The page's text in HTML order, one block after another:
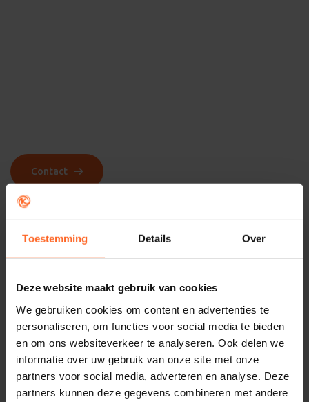
Toestemming Details Over
Deze website maakt gebruik van cookies
We gebruiken cookies om content en advertenties te
personaliseren, om functies voor social media te bieden
en om ons websiteverkeer te analyseren. Ook delen we
informatie over uw gebruik van onze site met onze
partners voor social media, adverteren en analyse. Deze
partners kunnen deze gegevens combineren met andere
Contact
Adres
Industrieweg 12R
5753 PC Deurne